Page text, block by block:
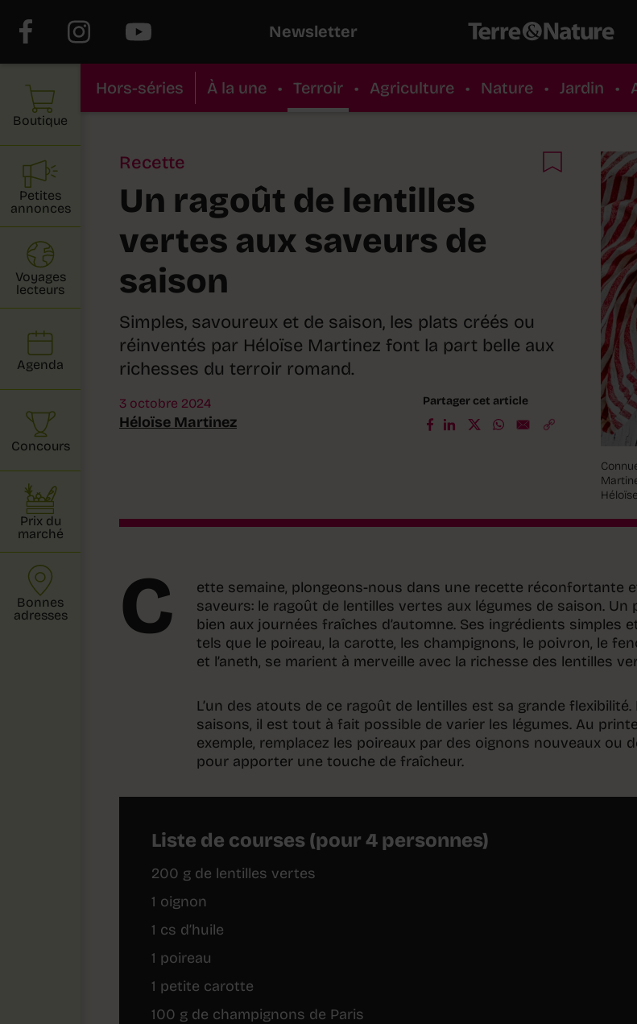
Newsletter
Hors-séries À la une • Terroir • Agriculture • Nature • Jardin •
Recette
Un ragoût de lentilles
vertes aux saveurs de
saison
Simples, savoureux et de saison, les plats créés ou
réinventés par Héloïse Martinez font la part belle aux
richesses du terroir romand.
3 octobre 2024
Héloïse Martinez
Partager cet article
C
ette semaine, plongeons-nous dans une recette réconfortante
saveurs: le ragoût de lentilles vertes aux légumes de saison. Un
bien aux journées fraîches d’automne. Ses ingrédients simples
tels que le poireau, la carotte, les champignons, le poivron, le
et l’aneth, se marient à merveille avec la richesse des lentilles
L’un des atouts de ce ragoût de lentilles est sa grande
saisons, il est tout à fait possible de varier les légumes. Au
exemple, remplacez les poireaux par des oignons nouveaux ou
pour apporter une touche de fraîcheur.
Liste de courses (pour 4 personnes)
200 g de lentilles vertes
1 oignon
1 cs d’huile
1 poireau
1 petite carotte
100 g de champignons de Paris
Boutique
Petites
annonces
Voyages
lecteurs
Agenda
Concours
Prix du
marché
Bonnes
adresses